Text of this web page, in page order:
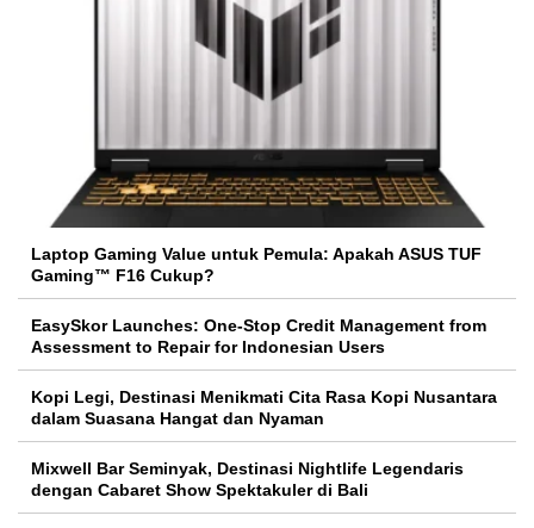
Laptop Gaming Value untuk Pemula: Apakah ASUS TUF
Gaming™ F16 Cukup?
EasySkor Launches: One-Stop Credit Management from
Assessment to Repair for Indonesian Users
Kopi Legi, Destinasi Menikmati Cita Rasa Kopi Nusantara
dalam Suasana Hangat dan Nyaman
Mixwell Bar Seminyak, Destinasi Nightlife Legendaris
dengan Cabaret Show Spektakuler di Bali